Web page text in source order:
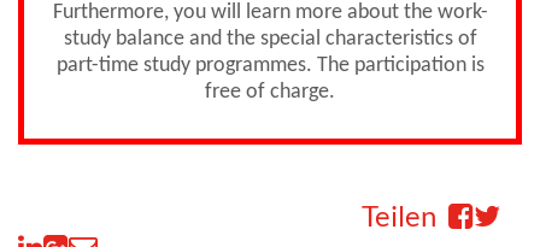
Furthermore, you will learn more about the work-
study balance and the special characteristics of
part-time study programmes. The participation is
free of charge.
Teilen